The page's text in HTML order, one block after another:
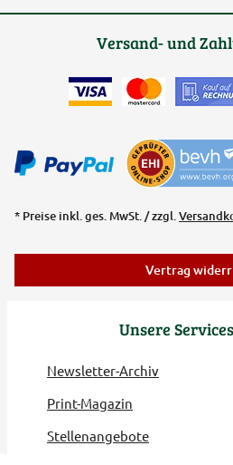
Unsere
Newsletter-Archiv
Print-Magazin
Stellenangebote
Versand- und
* Preise inkl. ges. MwSt. / zzgl.
Vertrag